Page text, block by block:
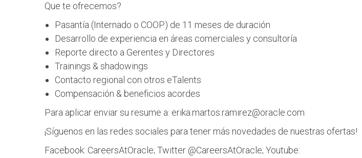
Que te ofrecemos?
Pasantía (Internado o COOP) de 11 meses de duración
Desarrollo de experiencia en áreas comerciales y consultoría
Reporte directo a Gerentes y Directores
Trainings & shadowings
Contacto regional con otros eTalents
Compensación & beneficios acordes
Para aplicar enviar su resume a: erika.martos.ramirez@oracle.com
¡Síguenos en las redes sociales para tener más novedades de nuestras ofertas!
Facebook: CareersAtOracle; Twitter @CareersAtOracle; Youtube: